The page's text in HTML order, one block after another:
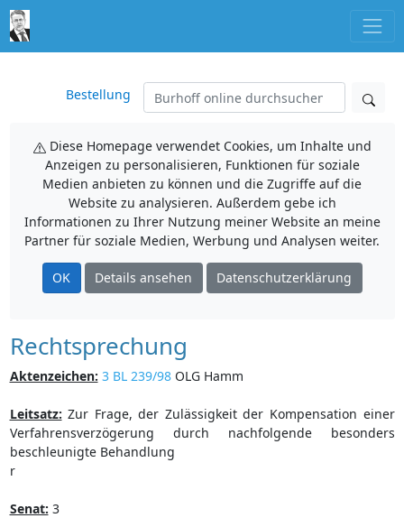
Bestellung
Diese Homepage verwendet Cookies, um Inhalte und
Anzeigen zu personalisieren, Funktionen für soziale
Medien anbieten zu können und die Zugriffe auf die
Website zu analysieren. Außerdem gebe ich
Informationen zu Ihrer Nutzung meiner Website an meine
Partner für soziale Medien, Werbung und Analysen weiter.
OK Details ansehen Datenschutzerklärung
Rechtsprechung
Aktenzeichen: 3 BL 239/98OLG Hamm
Leitsatz: Zur Frage, der Zulässigkeit der Kompensation einer
Verfahrensverzögerung durch nachfolgende besonders
beschleunigte Behandlung
r
Senat: 3